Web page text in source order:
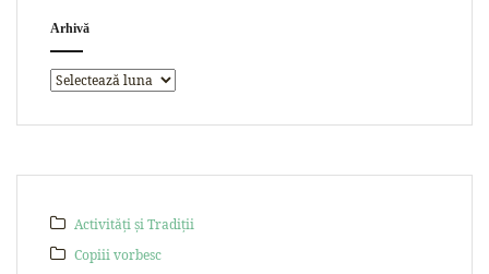
Arhivă
Activități și Tradiții
Copiii vorbesc